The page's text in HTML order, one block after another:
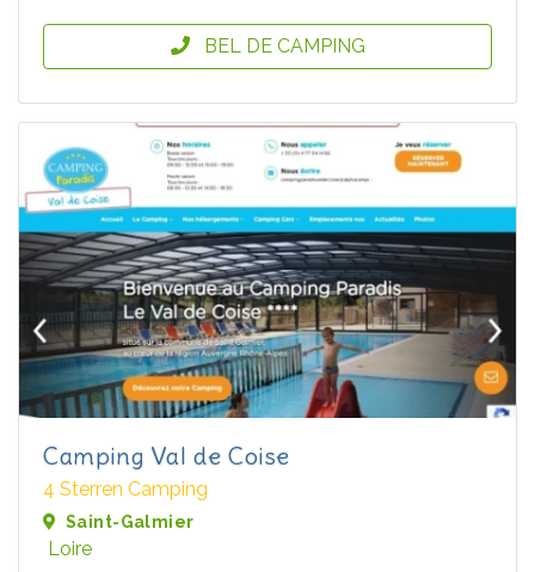
BEL DE CAMPING
Camping Val de Coise
4 Sterren Camping
Saint-Galmier
Loire